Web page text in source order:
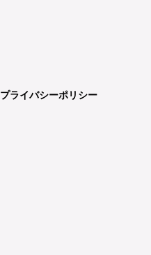
プライバシーポリシー